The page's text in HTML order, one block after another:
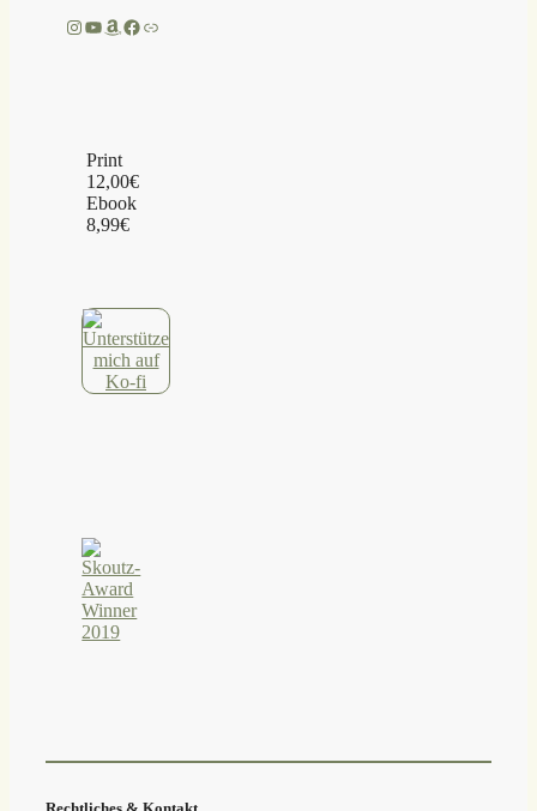
Instagram
YouTube
Amazon
Facebook
Link
Print
12,00€
Ebook
8,99€